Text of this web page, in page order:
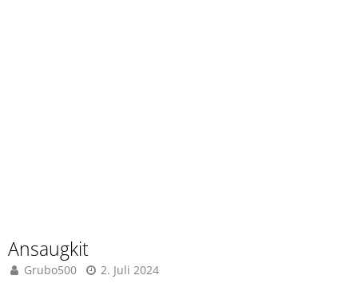
Ansaugkit
Grubo500 2. Juli 2024